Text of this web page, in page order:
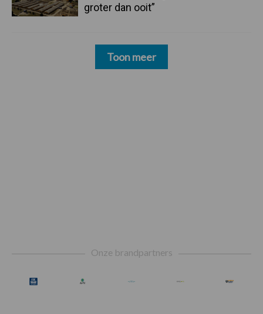
groter dan ooit”
Toon meer
Onze brandpartners